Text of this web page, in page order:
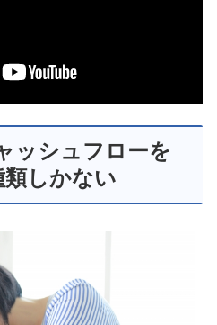
ッシュフローを
しかない